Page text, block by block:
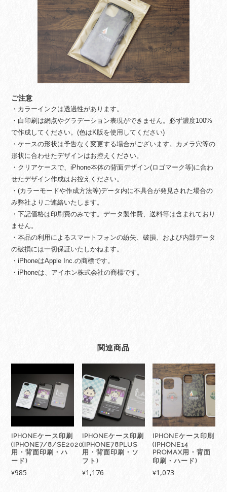
ご注意
・カラーインクは透過性があります。
・白印刷は網点やグラデーション表現ができません。必ず濃度100%
で作成してください。(色はK版を使用してください)
・ケースの形状は予告なく変更する場合がございます。カメラ穴等の
形状に合わせたデザインはお控えください。
・クリアケースで、iPhone本体の背面デザイン(ロゴマーク等)に合わ
せたデザイン作成はお控えください。
・(カラーモードや作成方法等)データ内に不具合が発見された場合の
み弊社よりご連絡いたします。
・下記価格は印刷費のみです。データ製作費、送料等は含まれており
ません。
・本品の利用によるスマートフォンの紛失、破損、および内部データ
の破損には一切保証いたしかねます。
・iPhoneはApple Inc.の商標です。
・iPhoneは、アイホン株式会社の商標です。
関連商品
IPHONEケース印刷
(IPHONE7/8/SE2020
用・背面印刷・ハ
ード)
¥985
IPHONEケース印刷
(IPHONE78PLUS
用・背面印刷・ソ
フト)
¥1,176
IPHONEケース印刷
(IPHONE14
PROMAX用・背面
印刷・ハード)
¥1,073